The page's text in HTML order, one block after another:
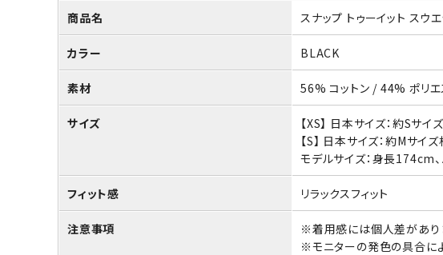
商品名
スナップ トゥーイット スウ
カラー BLACK
素材 56% コットン / 44% ポリエ
サイズ
【XS】 日本サイズ：約Sサイ
【S】 日本サイズ：約Mサイ
モデルサイズ：身長174cm
フィット感 リラックスフィット
注意事項
※着用感には個人差があり
※モニターの発色の具合に